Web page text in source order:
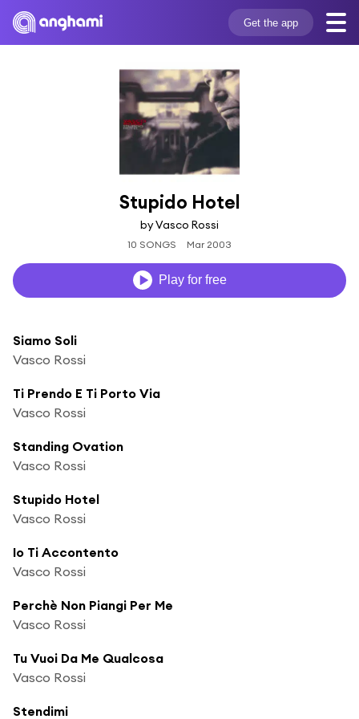
Get the app
Stupido Hotel
by Vasco Rossi
10 SONGS Mar 2003
Play for free
Siamo Soli
Vasco Rossi
Ti Prendo E Ti Porto Via
Vasco Rossi
Standing Ovation
Vasco Rossi
Stupido Hotel
Vasco Rossi
Io Ti Accontento
Vasco Rossi
Perchè Non Piangi Per Me
Vasco Rossi
Tu Vuoi Da Me Qualcosa
Vasco Rossi
Stendimi